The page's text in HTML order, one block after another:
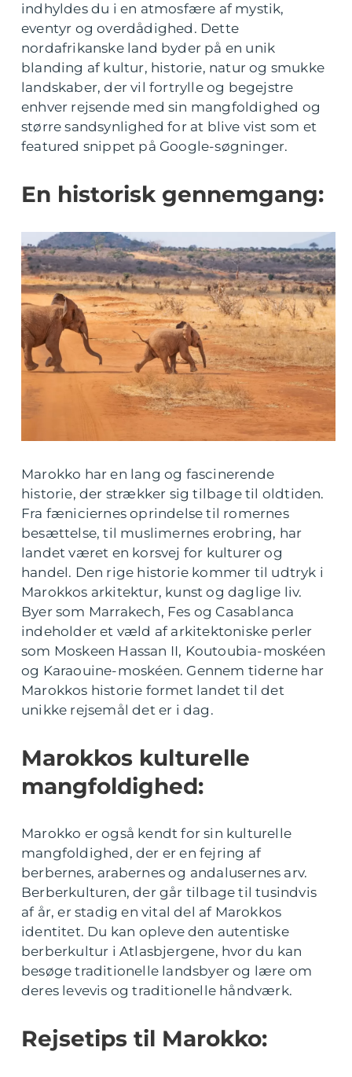
indhyldes du i en atmosfære af mystik,
eventyr og overdådighed. Dette
nordafrikanske land byder på en unik
blanding af kultur, historie, natur og smukke
landskaber, der vil fortrylle og begejstre
enhver rejsende med sin mangfoldighed og
større sandsynlighed for at blive vist som et
featured snippet på Google-søgninger.
En historisk gennemgang:
Marokko har en lang og fascinerende
historie, der strækker sig tilbage til oldtiden.
Fra fæniciernes oprindelse til romernes
besættelse, til muslimernes erobring, har
landet været en korsvej for kulturer og
handel. Den rige historie kommer til udtryk i
Marokkos arkitektur, kunst og daglige liv.
Byer som Marrakech, Fes og Casablanca
indeholder et væld af arkitektoniske perler
som Moskeen Hassan II, Koutoubia-moskéen
og Karaouine-moskéen. Gennem tiderne har
Marokkos historie formet landet til det
unikke rejsemål det er i dag.
Marokkos kulturelle
mangfoldighed:
Marokko er også kendt for sin kulturelle
mangfoldighed, der er en fejring af
berbernes, arabernes og andalusernes arv.
Berberkulturen, der går tilbage til tusindvis
af år, er stadig en vital del af Marokkos
identitet. Du kan opleve den autentiske
berberkultur i Atlasbjergene, hvor du kan
besøge traditionelle landsbyer og lære om
deres levevis og traditionelle håndværk.
Rejsetips til Marokko: